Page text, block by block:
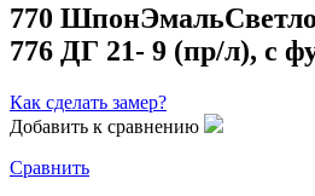
770
776 ДГ 21- 9 (пр/л), с
Как сделать замер?
Добавить к сравнению
Сравнить